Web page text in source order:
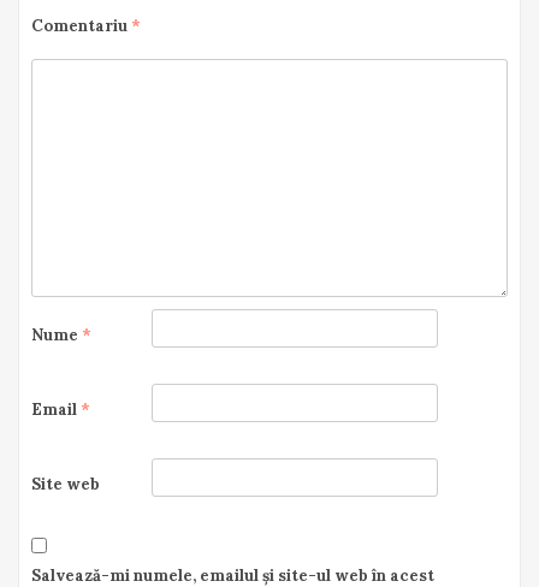
Comentariu *
Nume *
Email *
Site web
Salvează-mi numele, emailul și site-ul web în acest